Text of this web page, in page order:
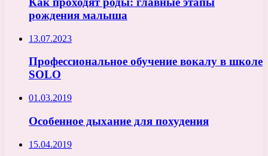
рождения малыша
13.07.2023
Профессиональное обучение вокалу в школе
SOLO
01.03.2019
Особенное дыхание для похудения
15.04.2019